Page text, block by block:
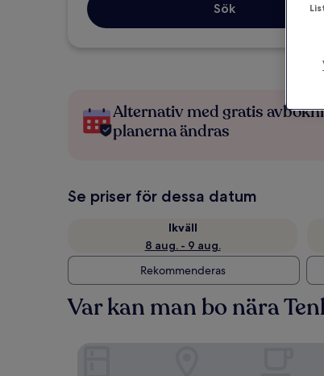
Sök
Alternativ med gratis
planerna ändras
Se priser för dessa datum
Ikväll
8 aug. - 9 aug.
Rekommenderas
Var kan man bo nära